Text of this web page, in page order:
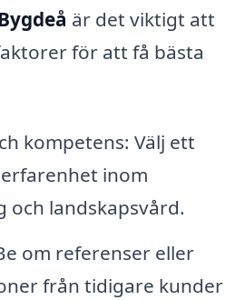
är det viktigt att
för att få bästa
kompetens: Välj ett
inom
och landskapsvård.
om referenser eller
från tidigare kunder